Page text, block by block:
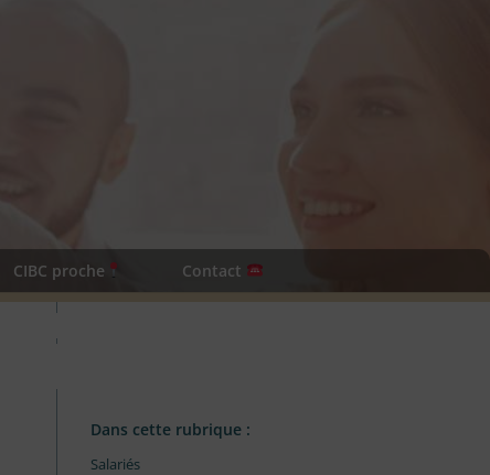
CIBC proche Contact
Dans cette rubrique :
Salariés